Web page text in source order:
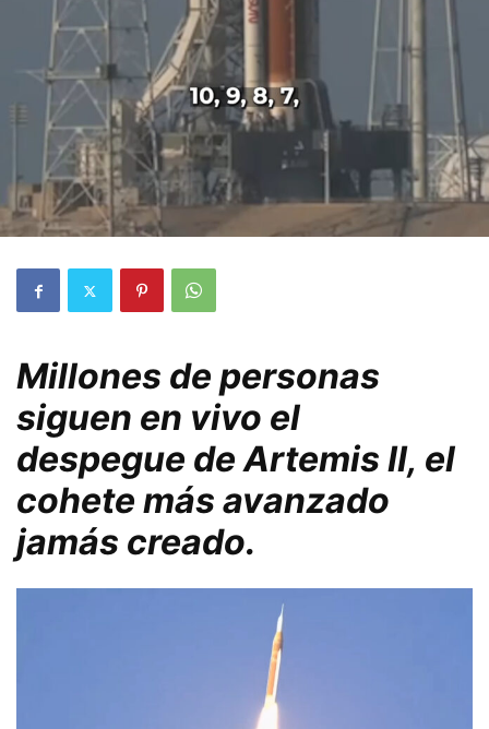
Millones de personas
siguen en vivo el
despegue de Artemis II, el
cohete más avanzado
jamás creado.